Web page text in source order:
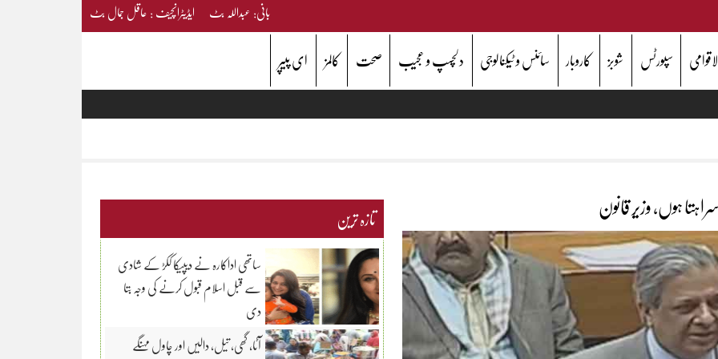
بانی: عبداللہ بٹ ایڈیٹرانچیف : عاقل جمال بٹ
سپورٹس شوبز کاروبار سائنس و ٹیکنالوجی دلچسپ و عجیب صحت کالمز ای پیپر
ہوں، وزیر قانون تازہ ترین
ساتھی اداکارہ نے دیپیکا ککڑ کے شادی
سے قبل اسلام قبول کرنے کی وجہ بتا
دی
آٹا، گھی، تیل، دالیں اور چاول مہنگے